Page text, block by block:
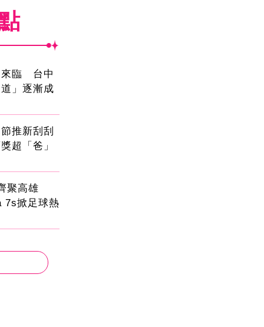
來臨 台中
」逐漸成
推新刮刮
超「爸」
聚高雄
7s掀足球熱